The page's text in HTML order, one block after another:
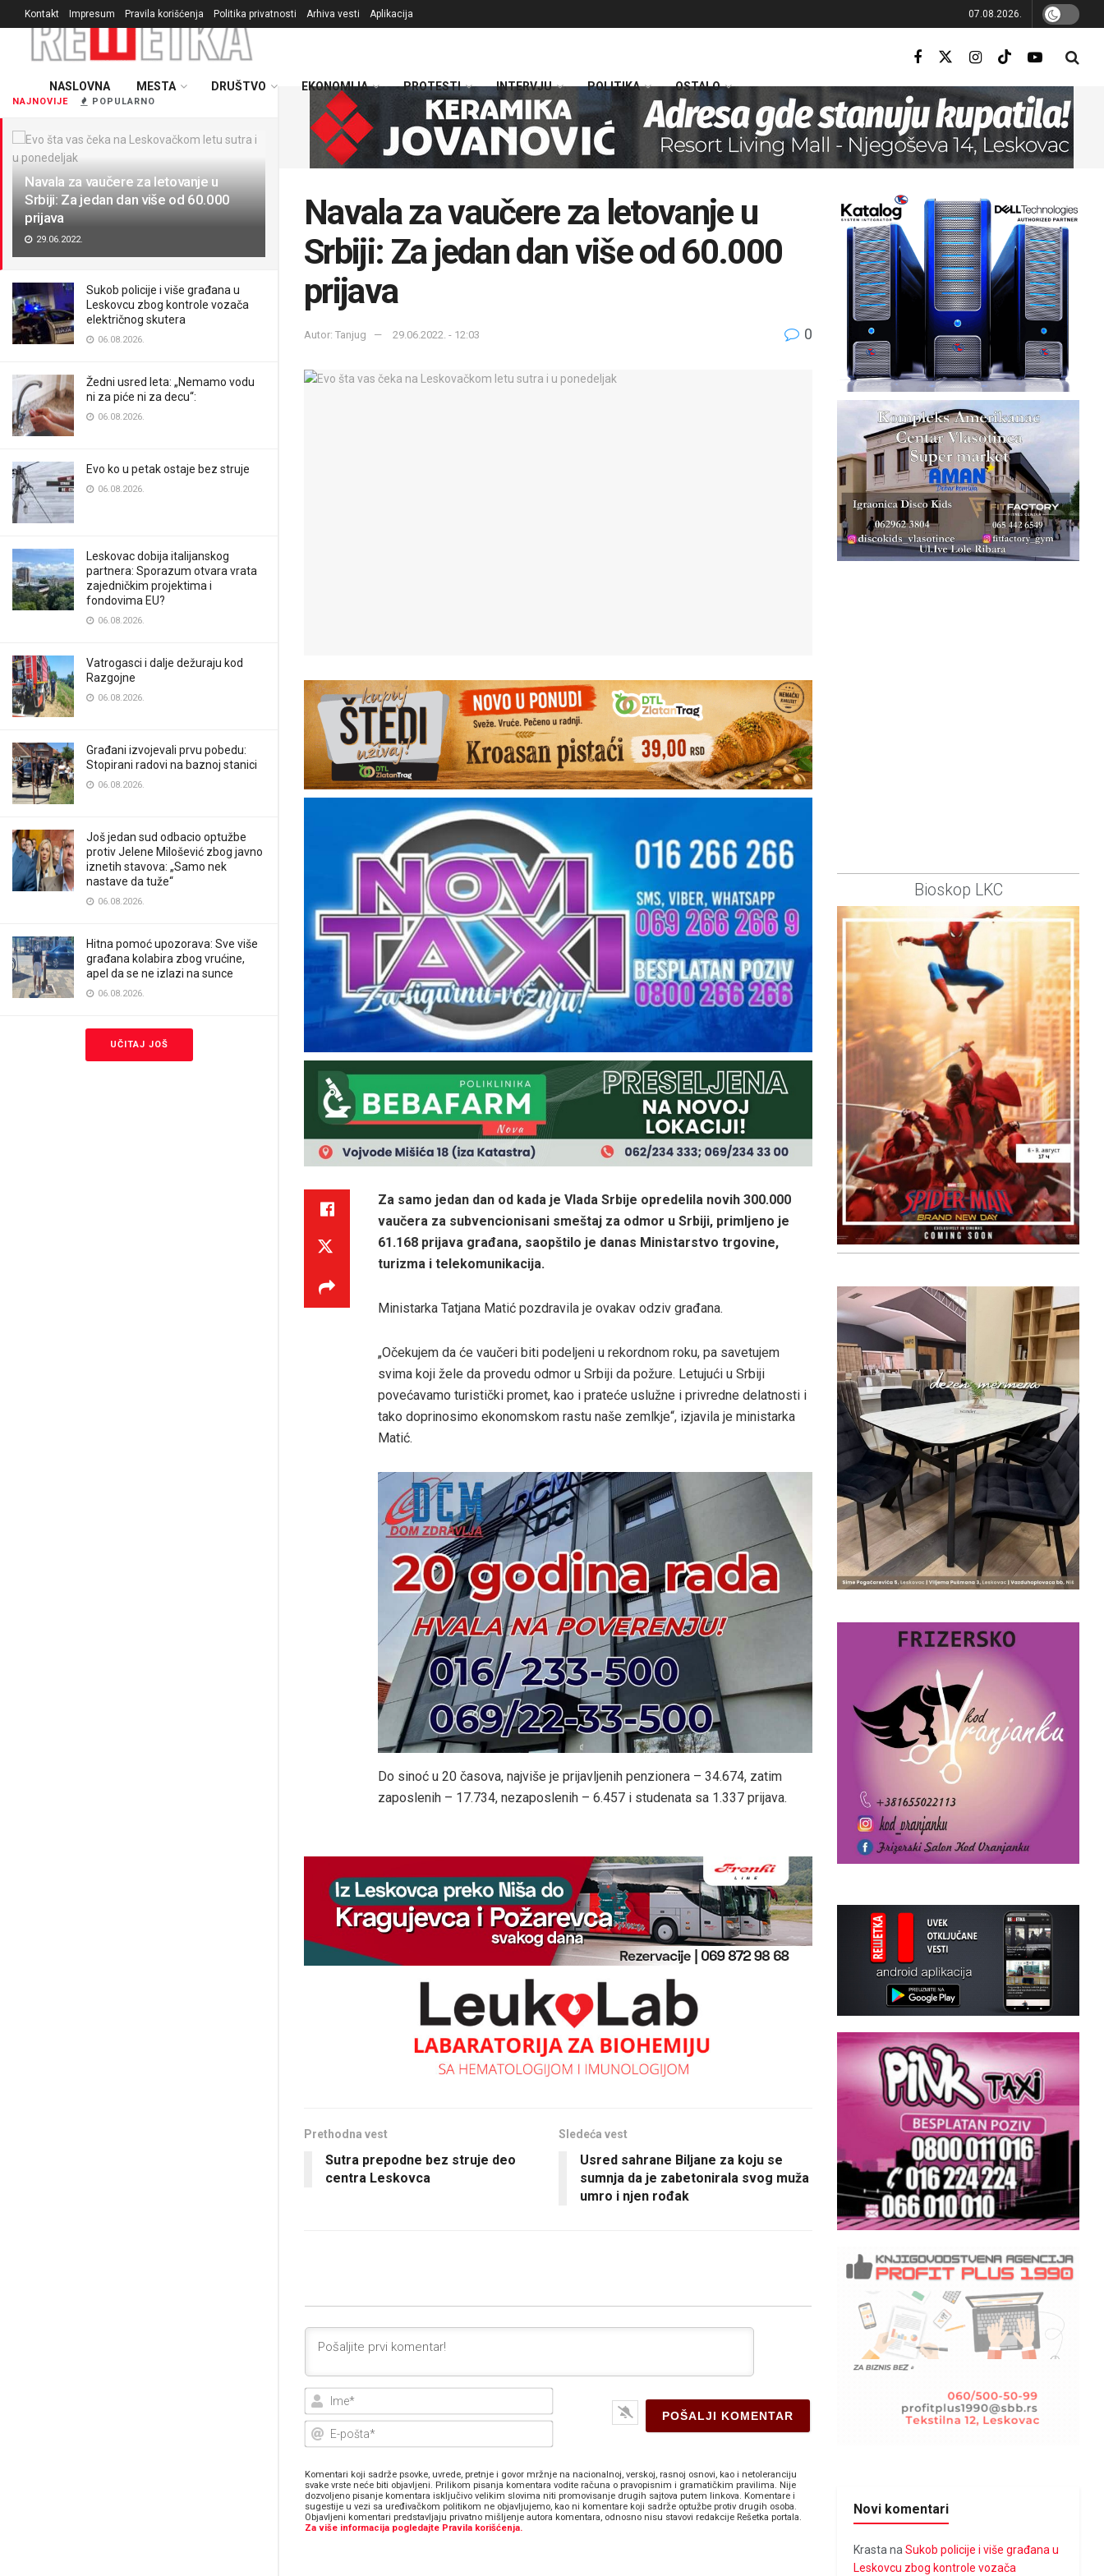
NAJNOVIJE POPULARNO
Navala za vaučere za letovanje u
Srbiji: Za jedan dan više od 60.000
prijava
29.06.2022.
Sukob policije i više građana u
Leskovcu zbog kontrole vozača
električnog skutera
06.08.2026.
Žedni usred leta: „Nemamo vodu
ni za piće ni za decu“:
06.08.2026.
Evo ko u petak ostaje bez struje
06.08.2026.
Leskovac dobija italijanskog
partnera: Sporazum otvara vrata
zajedničkim projektima i
fondovima EU?
06.08.2026.
Vatrogasci i dalje dežuraju kod
Razgojne
06.08.2026.
Građani izvojevali prvu pobedu:
Stopirani radovi na baznoj stanici
06.08.2026.
Još jedan sud odbacio optužbe
protiv Jelene Milošević zbog javno
iznetih stavova: „Samo nek
nastave da tuže“
06.08.2026.
Hitna pomoć upozorava: Sve više
građana kolabira zbog vrućine,
apel da se ne izlazi na sunce
06.08.2026.
UČITAJ JOŠ
Kontakt Impresum Pravila korišćenja Politika privatnosti Arhiva vesti Aplikacija 07.08.2026.
NASLOVNA MESTA DRUŠTVO EKONOMIJA PROTESTI INTERVJU POLITIKA OSTALO
Navala za vaučere za letovanje u
Srbiji: Za jedan dan više od 60.000
prijava
Autor: Tanjug 29.06.2022. - 12:03 0
Za samo jedan dan od kada je Vlada Srbije opredelila novih 300.000
vaučera za subvencionisani smeštaj za odmor u Srbiji, primljeno je
61.168 prijava građana, saopštilo je danas Ministarstvo trgovine,
turizma i telekomunikacija.
Ministarka Tatjana Matić pozdravila je ovakav odziv građana.
„Očekujem da će vaučeri biti podeljeni u rekordnom roku, pa savetujem
svima koji žele da provedu odmor u Srbiji da požure. Letujući u Srbiji
povećavamo turistički promet, kao i prateće uslužne i privredne delatnosti i
tako doprinosimo ekonomskom rastu naše zemlkje“, izjavila je ministarka
Matić.
Do sinoć u 20 časova, najviše je prijavljenih penzionera – 34.674, zatim
zaposlenih – 17.734, nezaposlenih – 6.457 i studenata sa 1.337 prijava.
Prethodna vest
Sutra prepodne bez struje deo
centra Leskovca
Sledeća vest
Usred sahrane Biljane za koju se
sumnja da je zabetonirala svog muža
umro i njen rođak
Ime*
E-
Komentari koji sadrže psovke, uvrede, pretnje i govor mržnje na nacionalnoj, verskoj, rasnoj osnovi, kao i netoleranciju
svake vrste neće biti objavljeni. Prilikom pisanja komentara vodite računa o pravopisnim i gramatičkim pravilima. Nije
dozvoljeno pisanje komentara isključivo velikim slovima niti promovisanje drugih sajtova putem linkova. Komentare i
sugestije u vezi sa uređivačkom politikom ne objavljujemo, kao ni komentare koji sadrže optužbe protiv drugih osoba.
Objavljeni komentari predstavljaju privatno mišljenje autora komentara, odnosno nisu stavovi redakcije Rešetka portala.
Za više informacija pogledajte Pravila korišćenja.
Bioskop LKC
Novi komentari
Krasta naSukob policije i više građana u
Leskovcu zbog kontrole vozača